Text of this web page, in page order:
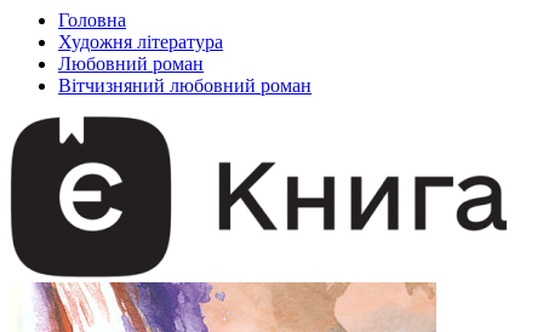
Головна
Художня література
Любовний роман
Вітчизняний любовний роман